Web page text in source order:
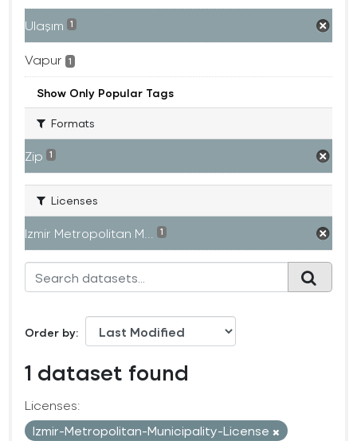
Ulaşım 1
Vapur 1
Show Only Popular Tags
Formats
Zip 1
Licenses
Izmir Metropolitan M... 1
Order by
1 dataset found
Licenses:
Izmir-Metropolitan-Municipality-License